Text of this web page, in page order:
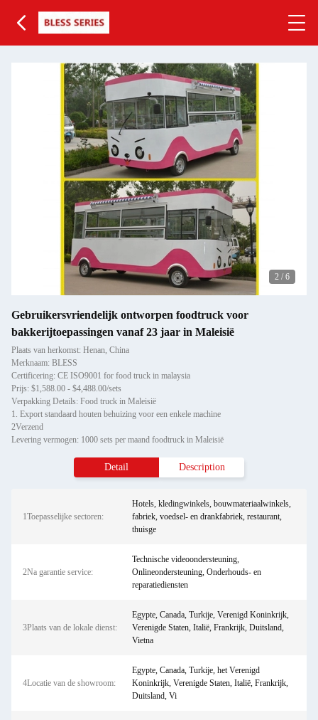
2 / 6
Gebruikersvriendelijk ontworpen foodtruck voor
bakkerijtoepassingen vanaf 23 jaar in Maleisië
Plaats van herkomst: Henan, China
Merknaam: BLESS
Certificering: CE ISO9001 for food truck in malaysia
Prijs: $1,588.00 - $4,488.00/sets
Verpakking Details: Food truck in Maleisië
1. Export standaard houten behuizing voor een enkele machine
2Verzend
Levering vermogen: 1000 sets per maand foodtruck in Maleisië
Detail Description
1Toepasselijke sectoren:
Hotels, kledingwinkels, bouwmateriaalwinkels,
fabriek, voedsel- en drankfabriek, restaurant,
thuisge
2Na garantie service:
Technische videoondersteuning,
Onlineondersteuning, Onderhouds- en
reparatiediensten
3Plaats van de lokale dienst:
Egypte, Canada, Turkije, Verenigd Koninkrijk,
Verenigde Staten, Italië, Frankrijk, Duitsland,
Vietna
4Locatie van de showroom:
Egypte, Canada, Turkije, het Verenigd
Koninkrijk, Verenigde Staten, Italië, Frankrijk,
Duitsland, Vi